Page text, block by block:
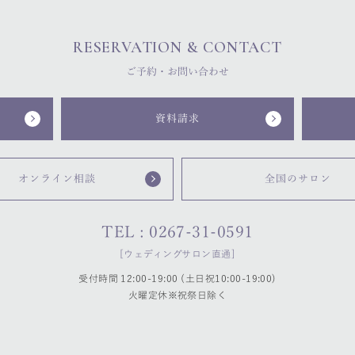
RESERVATION & CONTACT
ご予約・お問い合わせ
資料請求
オンライン相談 全国のサロン
TEL : 0267-31-0591
[ウェディングサロン直通]
受付時間 12:00-19:00 (土日祝10:00-19:00)
火曜定休※祝祭日除く